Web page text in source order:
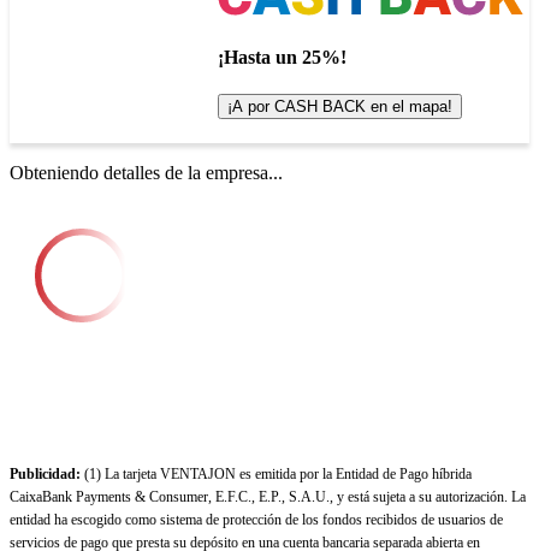
¡Hasta un 25%!
¡A por CASH BACK en el mapa!
Obteniendo detalles de la empresa...
Publicidad: (1) La tarjeta VENTAJON es emitida por la Entidad de Pago híbrida
CaixaBank Payments & Consumer, E.F.C., E.P., S.A.U., y está sujeta a su autorización. La
entidad ha escogido como sistema de protección de los fondos recibidos de usuarios de
servicios de pago que presta su depósito en una cuenta bancaria separada abierta en